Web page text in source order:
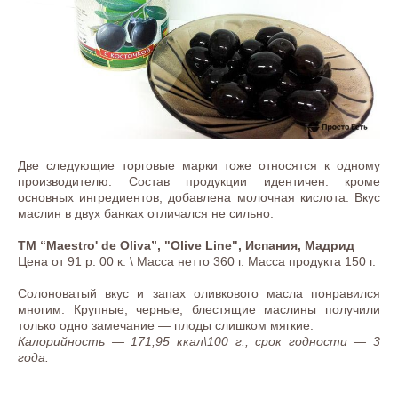
Две следующие торговые марки тоже относятся к одному
производителю. Состав продукции идентичен: кроме
основных ингредиентов, добавлена молочная кислота. Вкус
маслин в двух банках отличался не сильно.
ТМ “Maestro' de Oliva”, "Olive Line", Испания, Мадрид
Цена от 91 р. 00 к. \ Масса нетто 360 г. Масса продукта 150 г.
Солоноватый вкус и запах оливкового масла понравился
многим. Крупные, черные, блестящие маслины получили
только одно замечание — плоды слишком мягкие.
Калорийность — 171,95 ккал\100 г., срок годности — 3
года.